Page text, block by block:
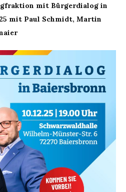
mit
am
10.12.2025
mit
Schmidt,
Martin
Hess
und
Markus
mit Bürgerdialog in
mit Paul Schmidt, Martin